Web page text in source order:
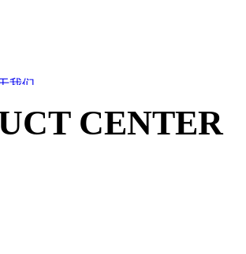
我们
企业简介
中心
生产厚膜工艺用丝网印刷设备CENTER